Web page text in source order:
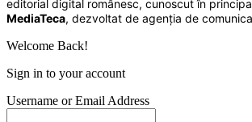
editorial digital românesc, cunoscut în
MediaTeca, dezvoltat de agenția de
Welcome Back!
Sign in to your account
Username or Email Address